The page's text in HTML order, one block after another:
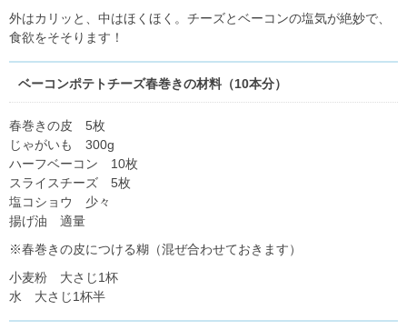
外はカリッと、中はほくほく。チーズとベーコンの塩気が絶妙で、
食欲をそそります！
ベーコンポテトチーズ春巻きの材料（10本分）
春巻きの皮 5枚
じゃがいも 300g
ハーフベーコン 10枚
スライスチーズ 5枚
塩コショウ 少々
揚げ油 適量
※春巻きの皮につける糊（混ぜ合わせておきます）
小麦粉 大さじ1杯
水 大さじ1杯半